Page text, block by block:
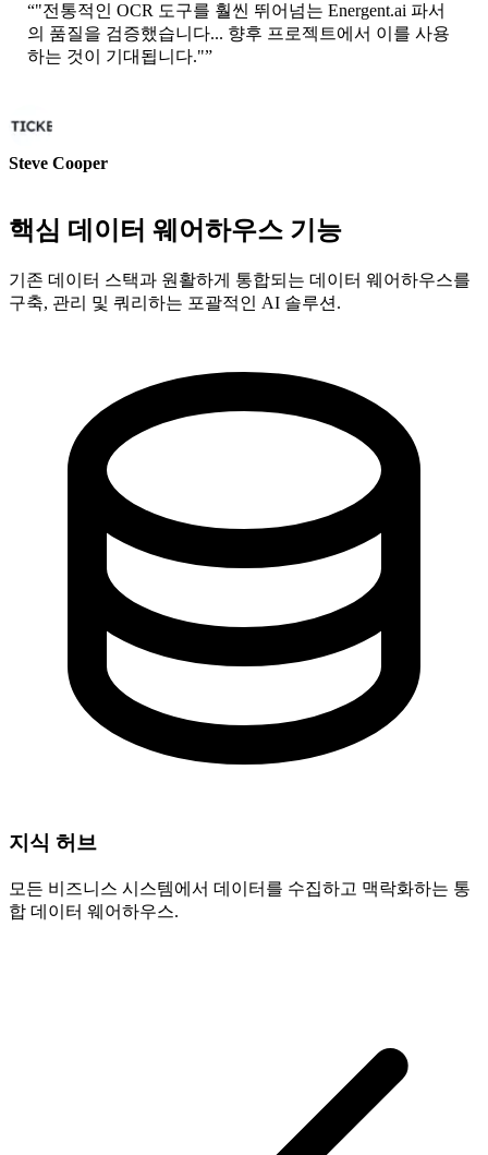
“"전통적인 OCR 도구를 훨씬 뛰어넘는 Energent.ai 파서
의 품질을 검증했습니다... 향후 프로젝트에서 이를 사용
하는 것이 기대됩니다."”
Steve Cooper
핵심 데이터 웨어하우스 기능
기존 데이터 스택과 원활하게 통합되는 데이터 웨어하우스를
구축, 관리 및 쿼리하는 포괄적인 AI 솔루션.
지식 허브
모든 비즈니스 시스템에서 데이터를 수집하고 맥락화하는 통
합 데이터 웨어하우스.